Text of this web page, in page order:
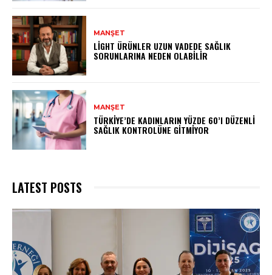
MANŞET
LIGHT ÜRÜNLER UZUN VADEDE SAĞLIK
SORUNLARINA NEDEN OLABILIR
MANŞET
TÜRKIYE’DE KADINLARIN YÜZDE 60’I DÜZENLI
SAĞLIK KONTROLÜNE GITMIYOR
LATEST POSTS